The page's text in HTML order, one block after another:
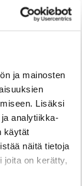
ja mainosten
Lisäksi
analytiikka-
käytät
näitä tietoja
joita on kerätty,